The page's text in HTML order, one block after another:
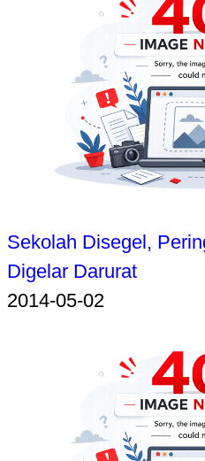
Sekolah Disegel,
Digelar Darurat
2014-05-02